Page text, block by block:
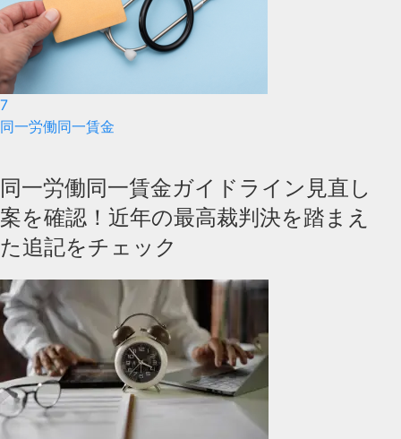
7
同一労働同一賃金
同一労働同一賃金ガイドライン見直し
案を確認！近年の最高裁判決を踏まえ
た追記をチェック